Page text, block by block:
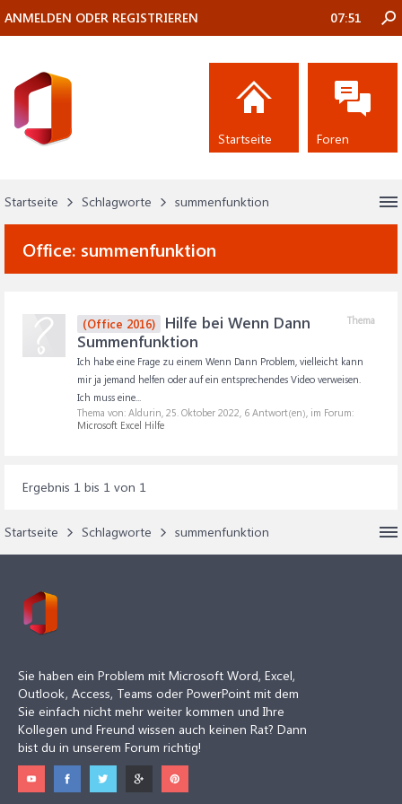
Startseite Schlagworte summenfunktion
Office: summenfunktion
Thema
(Office 2016)
Hilfe bei Wenn Dann
Summenfunktion
Ich habe eine Frage zu einem Wenn Dann Problem, vielleicht kann
mir ja jemand helfen oder auf ein entsprechendes Video verweisen.
Ich muss eine...
Thema von: Aldurin, 25. Oktober 2022, 6 Antwort(en), im Forum:
Microsoft Excel Hilfe
Ergebnis 1 bis 1 von 1
Startseite Schlagworte summenfunktion
ANMELDEN ODER REGISTRIEREN 07:51
Startseite Foren
Sie haben ein Problem mit Microsoft Word, Excel,
Outlook, Access, Teams oder PowerPoint mit dem
Sie einfach nicht mehr weiter kommen und Ihre
Kollegen und Freund wissen auch keinen Rat? Dann
bist du in unserem Forum richtig!